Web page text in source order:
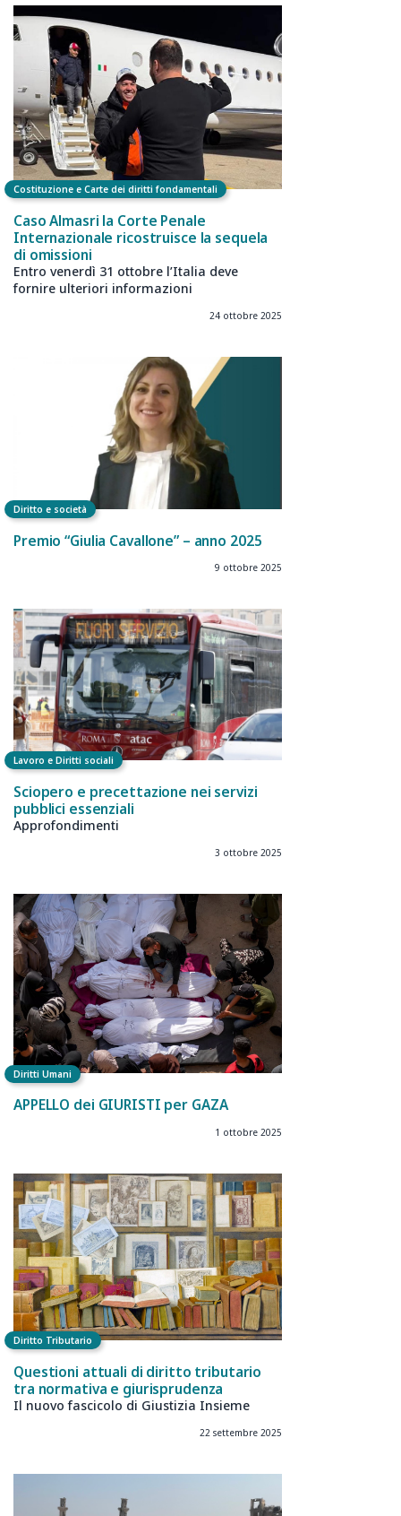
Costituzione e Carte dei diritti fondamentali
Caso Almasri la Corte Penale
Internazionale ricostruisce la sequela
di omissioni
Entro venerdì 31 ottobre l’Italia deve
fornire ulteriori informazioni
24 ottobre 2025
Diritto e società
Premio “Giulia Cavallone” – anno 2025
9 ottobre 2025
Lavoro e Diritti sociali
Sciopero e precettazione nei servizi
pubblici essenziali
Approfondimenti
3 ottobre 2025
Diritti Umani
APPELLO dei GIURISTI per GAZA
1 ottobre 2025
Diritto Tributario
Questioni attuali di diritto tributario
tra normativa e giurisprudenza
Il nuovo fascicolo di Giustizia Insieme
22 settembre 2025